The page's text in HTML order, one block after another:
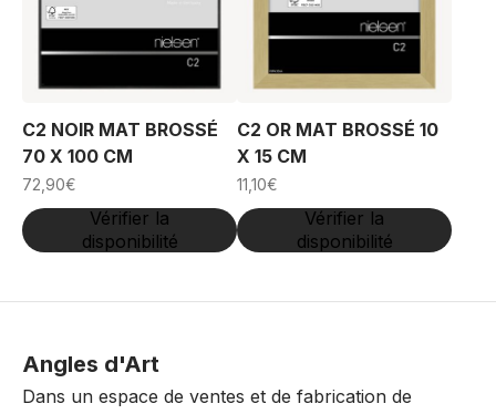
C2 NOIR MAT BROSSÉ
70 X 100 CM
72,90€
Vérifier la
disponibilité
C2 OR MAT BROSSÉ 10
X 15 CM
11,10€
Vérifier la
disponibilité
Angles d'Art
Dans un espace de ventes et de fabrication de